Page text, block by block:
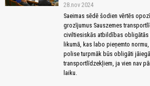
28.nov 2024
Saeimas sēdē šodien vērtēs
grozījumus Sauszemes
civiltiesiskās atbildības obligātās
likumā, kas labo pieņemto
polise turpmāk būs obligāti
transportlīdzekļiem, ja vien nav
laiku.